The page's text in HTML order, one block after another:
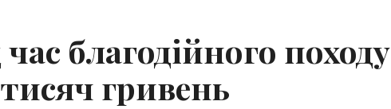
благодійного походу
гривень